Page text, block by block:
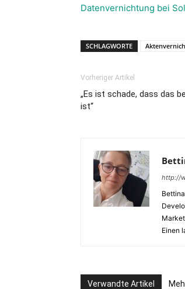
Datenvernichtung bei
SCHLAGWORTE
Vorheriger Artikel
„Es ist schade, dass das
ist“
http://
Einen
Verwandte Artikel